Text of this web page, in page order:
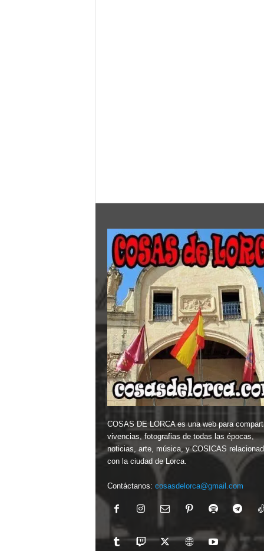
COSAS DE LORCA es una web para
vivencias, fotografias de todas las épocas,
noticias, arte, música, y COSICAS
con la ciudad de Lorca.
Contáctanos: cosasdelorca@gmail.com